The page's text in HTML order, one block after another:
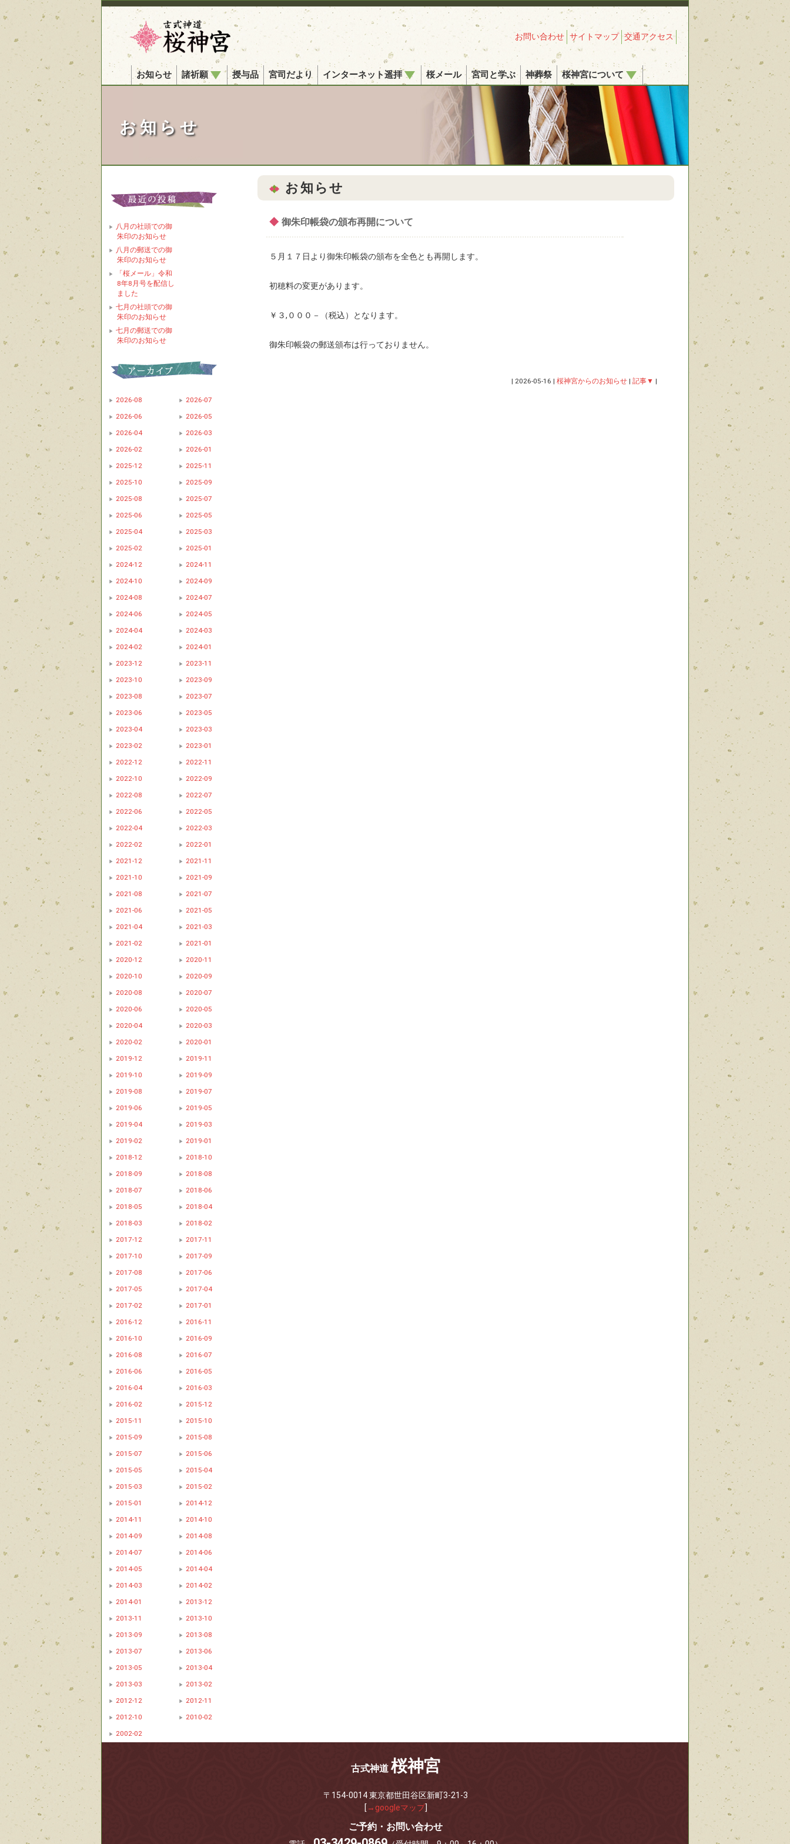
お問い合わせ サイトマップ 交通アクセス
お知らせ 諸祈願 授与品 宮司だより インターネット遥拝 桜メール 宮司と学ぶ 神葬祭 桜神宮について
お知らせ
八月の社頭での御
朱印のお知らせ
八月の郵送での御
朱印のお知らせ
「桜メール」令和
8年8月号を配信し
ました
七月の社頭での御
朱印のお知らせ
七月の郵送での御
朱印のお知らせ
2026-08
2026-07
2026-06
2026-05
2026-04
2026-03
2026-02
2026-01
2025-12
2025-11
2025-10
2025-09
2025-08
2025-07
2025-06
2025-05
2025-04
2025-03
2025-02
2025-01
2024-12
2024-11
2024-10
2024-09
2024-08
2024-07
2024-06
2024-05
2024-04
2024-03
2024-02
2024-01
2023-12
2023-11
2023-10
2023-09
2023-08
2023-07
2023-06
2023-05
2023-04
2023-03
2023-02
2023-01
2022-12
2022-11
2022-10
2022-09
2022-08
2022-07
2022-06
2022-05
2022-04
2022-03
2022-02
2022-01
2021-12
2021-11
2021-10
2021-09
2021-08
2021-07
2021-06
2021-05
2021-04
2021-03
2021-02
2021-01
2020-12
2020-11
2020-10
2020-09
2020-08
2020-07
2020-06
2020-05
2020-04
2020-03
2020-02
2020-01
2019-12
2019-11
2019-10
2019-09
2019-08
2019-07
2019-06
2019-05
2019-04
2019-03
2019-02
2019-01
2018-12
2018-10
2018-09
2018-08
2018-07
2018-06
2018-05
2018-04
2018-03
2018-02
2017-12
2017-11
2017-10
2017-09
2017-08
2017-06
2017-05
2017-04
2017-02
2017-01
2016-12
2016-11
2016-10
2016-09
2016-08
2016-07
2016-06
2016-05
2016-04
2016-03
2016-02
2015-12
2015-11
2015-10
2015-09
2015-08
2015-07
2015-06
2015-05
2015-04
2015-03
2015-02
2015-01
2014-12
2014-11
2014-10
2014-09
2014-08
2014-07
2014-06
2014-05
2014-04
2014-03
2014-02
2014-01
2013-12
2013-11
2013-10
2013-09
2013-08
2013-07
2013-06
2013-05
2013-04
2013-03
2013-02
2012-12
2012-11
2012-10
2010-02
2002-02
お知らせ
◆ 御朱印帳袋の頒布再開について
５月１７日より御朱印帳袋の頒布を全色とも再開します。
初穂料の変更があります。
￥３,０００－（税込）となります。
御朱印帳袋の郵送頒布は行っておりません。
| 2026-05-16 | 桜神宮からのお知らせ| 記事▼ |
古式神道 桜神宮
〒154-0014 東京都世田谷区新町3-21-3
[ →googleマップ]
ご予約・お問い合わせ